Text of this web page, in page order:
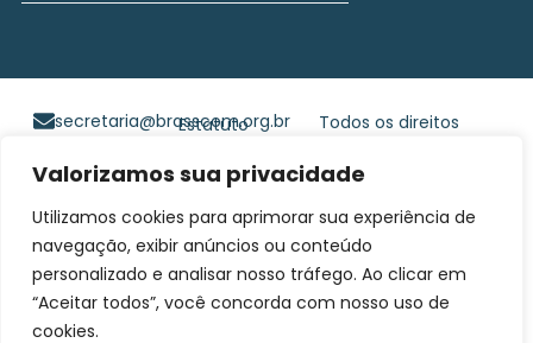
Valorizamos sua privacidade
Utilizamos cookies para aprimorar sua experiência de
navegação, exibir anúncios ou conteúdo
personalizado e analisar nosso tráfego. Ao clicar em
“Aceitar todos”, você concorda com nosso uso de
cookies.
Todos os direitos
BRASSCOM |
desenvolvido porGim
Digital
secretaria@brasscom.org.br
Estatuto